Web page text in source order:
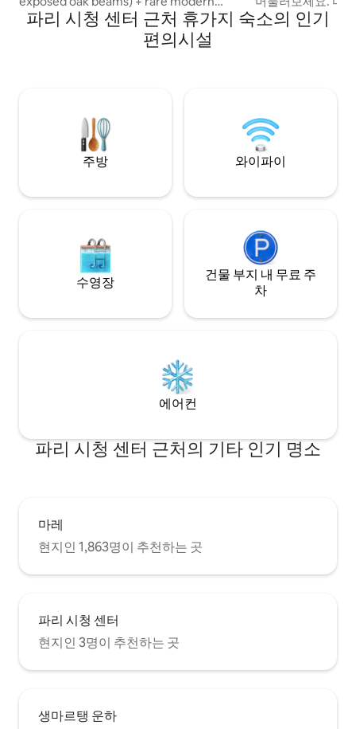
conveniences: ELEVATOR (1 in 200
buildings has an elevator in this historic
neighborhood) & WASHER & DRYER.
modern conveniences. Only for “bail
mobilité” (mobility lease), minimum 30
nights with supporting documentation.
계 5대 최고의 동
한 레스토랑, 트렌
매력과 고급 편의
니다.
파리 시청 센터 근처 휴가지 숙소의 인기
편의시설
주방 와이파이
수영장
건물 부지 내 무료 주
차
에어컨
파리 시청 센터 근처의 기타 인기 명소
마레
현지인 1,863명이 추천하는 곳
파리 시청 센터
현지인 3명이 추천하는 곳
생마르탱 운하